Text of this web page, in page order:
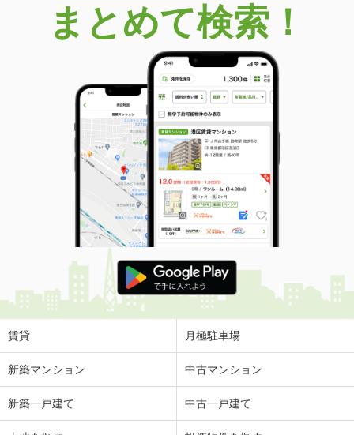
まとめて検索！
賃貸 月極駐車場
新築マンション 中古マンション
新築一戸建て 中古一戸建て